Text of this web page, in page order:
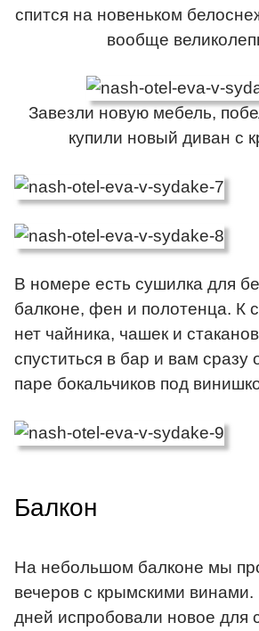
спится на новеньком
вообще
Завезли новую мебель,
купили новый диван с
В номере есть сушилка для
балконе, фен и полотенца. К
нет чайника, чашек и
спуститься в бар и вам сразу
паре бокальчиков под
Балкон
На небольшом балконе мы
вечеров с крымскими винами.
дней испробовали новое для